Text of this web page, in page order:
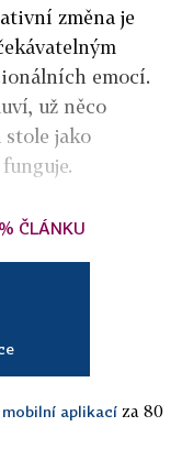
změna je
emocí.
už něco
stole jako
ČLÁNKU
mobilní aplikací za 80